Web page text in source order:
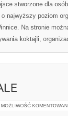
stworzone dla
najwyższy poziom
Na stronie
koktajli,
MOŻLIWOŚĆ